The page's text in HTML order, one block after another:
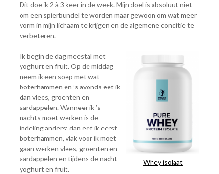
Dit doe ik 2 à 3 keer in de week. Mijn doel is absoluut niet
om een spierbundel te worden maar gewoon om wat meer
vorm in mijn lichaam te krijgen en de algemene conditie te
verbeteren.
Whey isolaat
Ik begin de dag meestal met
yoghurt en fruit. Op de middag
neem ik een soep met wat
boterhammen en ’s avonds eet ik
dan vlees, groenten en
aardappelen. Wanneer ik ’s
nachts moet werken is de
indeling anders: dan eet ik eerst
boterhammen, vlak voor ik moet
gaan werken vlees, groenten en
aardappelen en tijdens de nacht
yoghurt en fruit.